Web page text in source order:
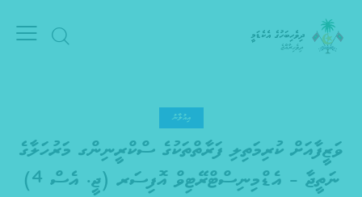
އިއުލާނު
ވަޒީފާއަށް ކުރިމަތިލި ފަރާތްތަކުގެ ސްކްރީނިންގ މަރުހަލާގެ
ނަތީޖާ – އެޑްމިނިސްޓްރޭޓިވް އޮފިސަރ (ޖީ. އެސް 4)